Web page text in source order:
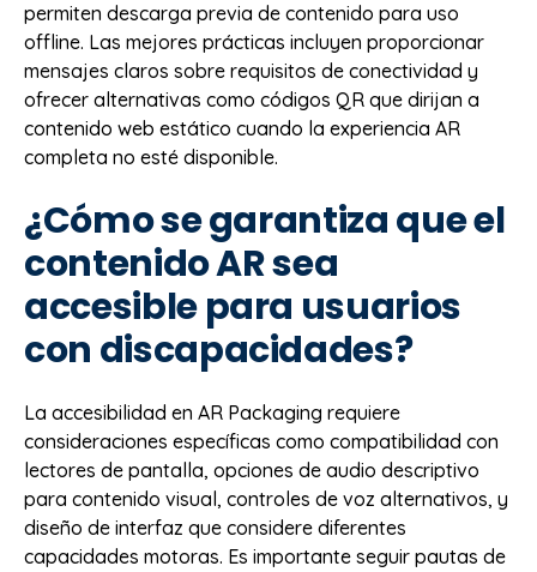
permiten descarga previa de contenido para uso
offline. Las mejores prácticas incluyen proporcionar
mensajes claros sobre requisitos de conectividad y
ofrecer alternativas como códigos QR que dirijan a
contenido web estático cuando la experiencia AR
completa no esté disponible.
¿Cómo se garantiza que el
contenido AR sea
accesible para usuarios
con discapacidades?
La accesibilidad en AR Packaging requiere
consideraciones específicas como compatibilidad con
lectores de pantalla, opciones de audio descriptivo
para contenido visual, controles de voz alternativos, y
diseño de interfaz que considere diferentes
capacidades motoras. Es importante seguir pautas de